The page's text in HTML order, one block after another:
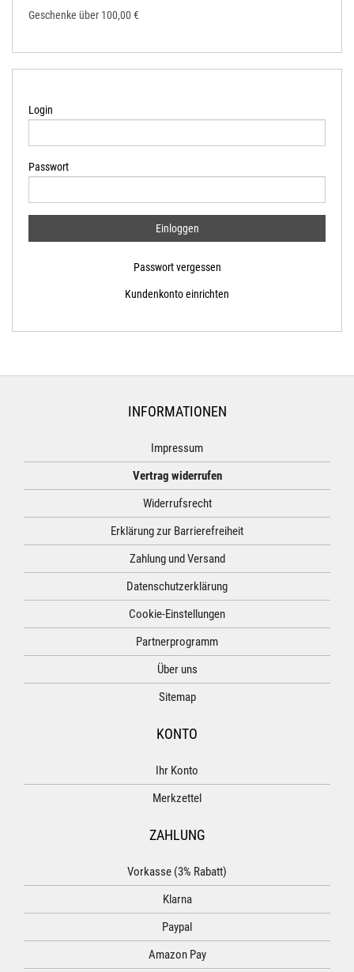
Geschenke über 100,00 €
Login
Passwort
Passwort vergessen
Kundenkonto einrichten
INFORMATIONEN
Impressum
Vertrag widerrufen
Widerrufsrecht
Erklärung zur Barrierefreiheit
Zahlung und Versand
Datenschutzerklärung
Cookie-Einstellungen
Partnerprogramm
Über uns
Sitemap
KONTO
Ihr Konto
Merkzettel
ZAHLUNG
Vorkasse (3% Rabatt)
Klarna
Paypal
Amazon Pay